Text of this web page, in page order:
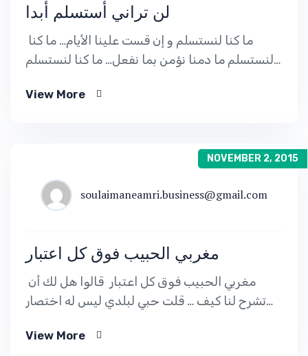
لن تراني أستسلم أبدا
لنستسلم ما دمنا نؤمن بما نفعل… ما كنا لنستسلم
دمنا […]
View More
NOVEMBER 2, 2015
soulaimaneamri.business@gmail.com
مغربي الحبيب فوق كل اعتبار
تشرح لنا كيف … قلت حبي لبلدي ليس له اختصار
لإصلاحها […]
View More